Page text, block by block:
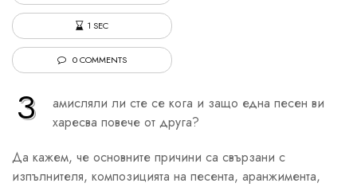
1 SEC
0 COMMENTS
З
амисляли ли сте се кога и защо една песен ви
харесва повече от друга?
Да кажем, че основните причини са свързани с
изпълнителя, композицията на песента, аранжимента,